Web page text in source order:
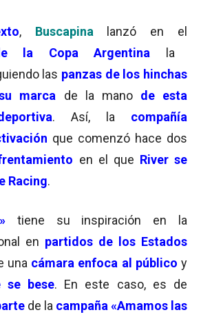
, Buscapina lanzó en el
la Copa Argentina la
las panzas de los hinchas
marca de la manode esta
. Así, la compañía
que comenzó hace dos
en el que River se
Racing.
tiene su inspiración en la
en partidos de los Estados
una cámara enfoca al público y
se bese. En este caso, es de
de la campaña «Amamos las